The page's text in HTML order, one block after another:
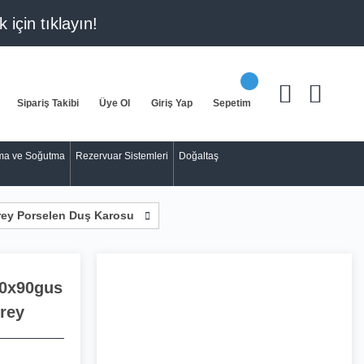
için tıklayın!
Sipariş Takibi Üye Ol Giriş Yap Sepetim
ve Soğutma Rezervuar Sistemleri Doğaltaş
Porselen Duş Karosu